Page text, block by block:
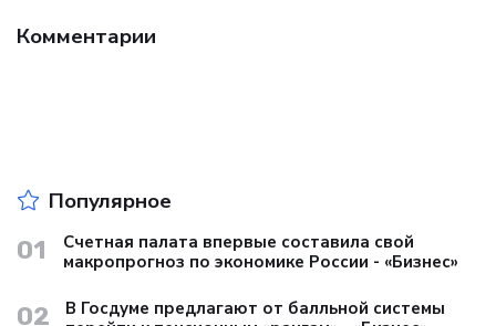
Комментарии
Популярное
01
Счетная палата впервые составила свой
макропрогноз по экономике России - «Бизнес»
02
В Госдуме предлагают от балльной системы